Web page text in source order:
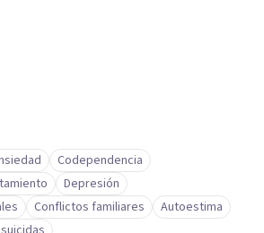
Codependencia
Depresión
Conflictos familiares
Autoestima